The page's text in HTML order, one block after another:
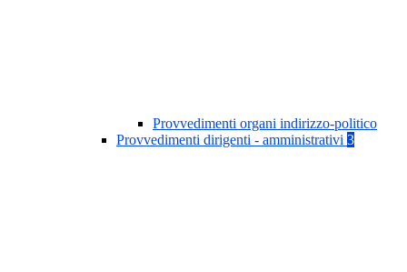
Provvedimenti organi indirizzo-politico
Provvedimenti dirigenti - amministrativi 3